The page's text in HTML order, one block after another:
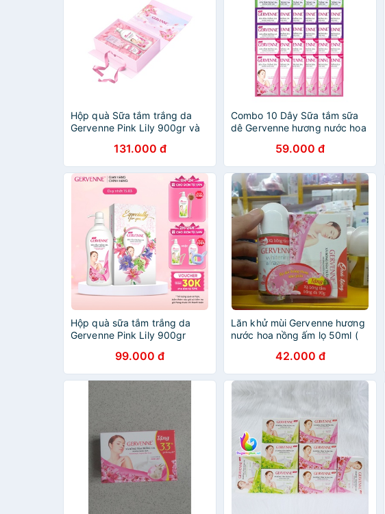
Hộp quà Sữa tắm trắng da
Gervenne Pink Lily 900gr và
131.000 đ
Combo 10 Dây Sữa tắm sữa
dê Gervenne hương nước hoa
59.000 đ
Hộp quà sữa tắm trắng da
Gervenne Pink Lily 900gr
99.000 đ
Lăn khử mùi Gervenne hương
nước hoa nồng ấm lọ 50ml (
hương nước hoa nồng ấm )
42.000 đ